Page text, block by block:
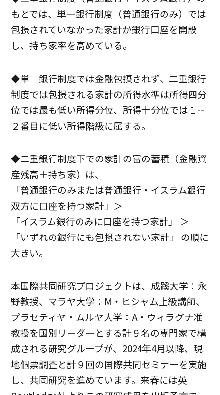
もとでは、単一銀行制度（普通銀行のみ）では
包摂されていなかった家計が銀行口座を開設
し、持ち家率を高めている。
◆単一銀行制度では金融包摂されず、二重銀行
制度では包摂される家計の所得水準は所得四分
位では最も低い所得分位、所得十分位では１--
２番目に低い所得階級に属する。
◆二重銀行制度下での家計の富の蓄積（金融資
産残高＋持ち家）は、
「普通銀行のみまたは普通銀行・イスラム銀行
双方に口座を持つ家計」＞
「イスラム銀行のみに口座を持つ家計」 ＞
「いずれの銀行にも包摂されない家計」 の順に
大きい。
本国際共同研究プロジェクトは、成蹊大学：永
野教授、マラヤ大学：M・ヒシャム上級講師、
プラセティヤ・ムルヤ大学：A・ウィラグナ准
教授を国別リーダーとする計９名の専門家で構
成される研究グループが、2024年4月以降、現
地個票調査と計９回の国際共同セミナーを実施
し、共同研究を進めています。来春には英